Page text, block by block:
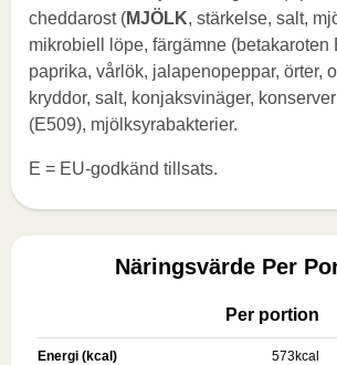
cheddarost (MJÖLK, stärkelse, salt,
mikrobiell löpe, färgämne (betakaroten
paprika, vårlök, jalapenopeppar, örter,
kryddor, salt, konjaksvinäger,
(E509), mjölksyrabakterier.
E = EU-godkänd tillsats.
Näringsvärde Per
Per portion
Energi (kcal) 573kcal